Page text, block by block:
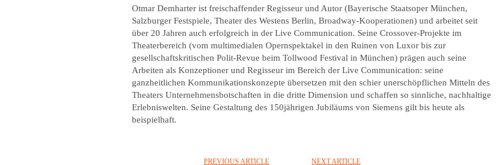
U
T
H
O
R
Otmar Demharter ist freischaffender Regisseur und Autor (Bayerische Staatsoper München,
Salzburger Festspiele, Theater des Westens Berlin, Broadway-Kooperationen) und arbeitet seit
über 20 Jahren auch erfolgreich in der Live Communication. Seine Crossover-Projekte im
Theaterbereich (vom multimedialen Opernspektakel in den Ruinen von Luxor bis zur
gesellschaftskritischen Polit-Revue beim Tollwood Festival in München) prägen auch seine
Arbeiten als Konzeptioner und Regisseur im Bereich der Live Communication: seine
ganzheitlichen Kommunikationskonzepte übersetzen mit den schier unerschöpflichen Mitteln des
Theaters Unternehmensbotschaften in die dritte Dimension und schaffen so sinnliche, nachhaltige
Erlebniswelten. Seine Gestaltung des 150jährigen Jubiläums von Siemens gilt bis heute als
beispielhaft.
PREVIOUS ARTICLE NEXT ARTICLE